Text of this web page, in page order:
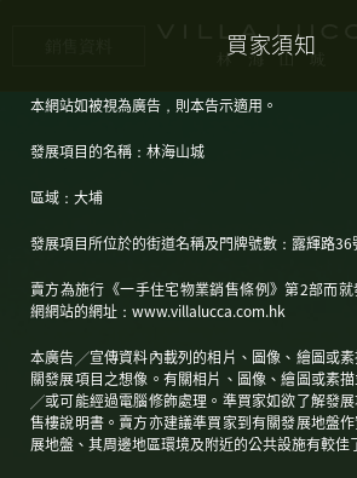
買家須知
本網站如被視為廣告，則本告示適用。
發展項目的名稱：林海山城
區域：大埔
發展項目所位於的街道名稱及門牌號數：露輝路36
賣方為施行《一手住宅物業銷售條例》第2部而
網網站的網址：www.villalucca.com.hk
本廣告╱宣傳資料內載列的相片、圖像、繪圖或
關發展項目之想像。有關相片、圖像、繪圖或素
╱或可能經過電腦修飾處理。準買家如欲了解發
售樓說明書。賣方亦建議準買家到有關發展地盤
展地盤、其周邊地區環境及附近的公共設施有較佳